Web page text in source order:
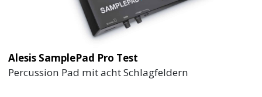
Alesis SamplePad Pro Test
Percussion Pad mit acht Schlagfeldern